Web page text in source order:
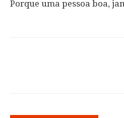
Porque uma pessoa boa,